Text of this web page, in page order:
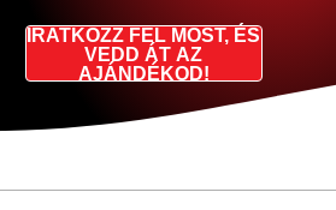
IRATKOZZ FEL MOST, ÉS
VEDD ÁT AZ
AJÁNDÉKOD!